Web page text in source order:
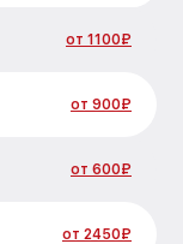
от 1100₽
от 900₽
от 600₽
от 2450₽